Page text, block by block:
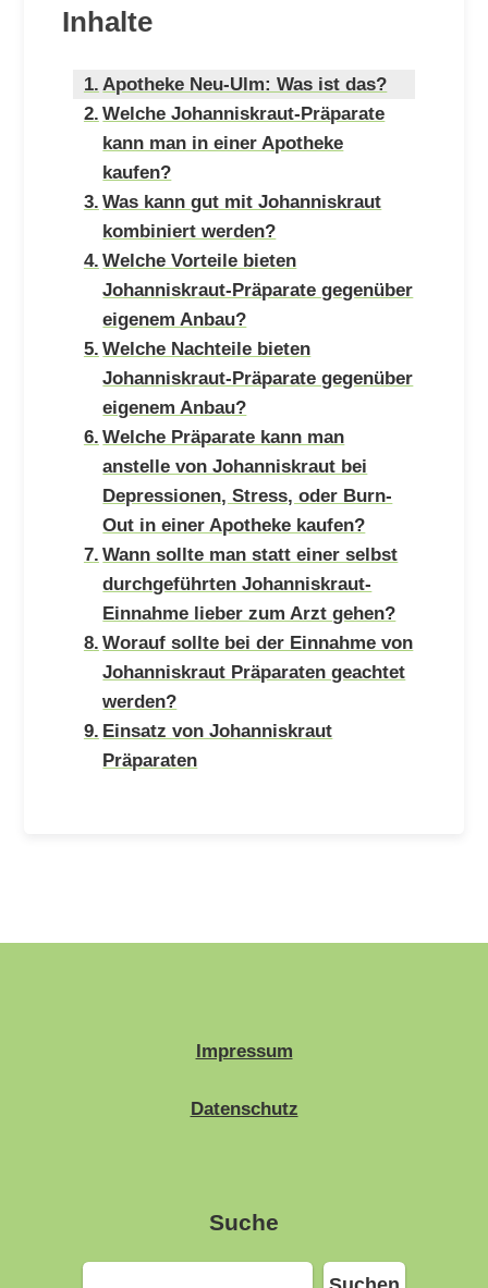
Inhalte
Apotheke Neu-Ulm: Was ist das?
Welche Johanniskraut-Präparate
kann man in einer Apotheke
kaufen?
Was kann gut mit Johanniskraut
kombiniert werden?
Welche Vorteile bieten
Johanniskraut-Präparate gegenüber
eigenem Anbau?
Welche Nachteile bieten
Johanniskraut-Präparate gegenüber
eigenem Anbau?
Welche Präparate kann man
anstelle von Johanniskraut bei
Depressionen, Stress, oder Burn-
Out in einer Apotheke kaufen?
Wann sollte man statt einer selbst
durchgeführten Johanniskraut-
Einnahme lieber zum Arzt gehen?
Worauf sollte bei der Einnahme von
Johanniskraut Präparaten geachtet
werden?
Einsatz von Johanniskraut
Präparaten
Impressum
Datenschutz
Suche
Suchen